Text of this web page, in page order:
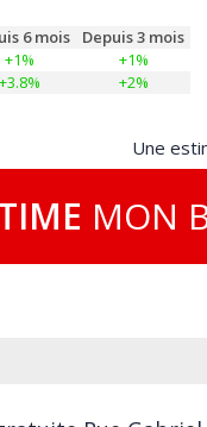
6 mois
Depuis 3 mois
+1%
+1%
+3.8% +2%
Une
MON